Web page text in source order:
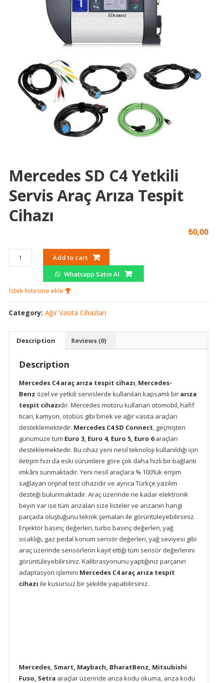
Mercedes SD C4 Yetkili
Servis Araç Arıza Tespit
Cihazı
₺0,00
Mercedes
SD
Yetkili
Araç
Tespit
Cihazı
Add to cart
Whatsapp Satın Al
İstek listesine ekle
Category: Ağır Vasıta Cihazları
Description Reviews (0)
Description
Mercedes C4 araç arıza tespit cihazı, Mercedes-
Benz özel ve yetkili servislerde kullanılan kapsamlı bir arıza
tespit cihazıdır. Mercedes motoru kullanan otomobil, hafif
ticari, kamyon, otobüs gibi binek ve ağır vasıta araçları
desteklemektedir. Mercedes C4 SD Connect, geçmişten
günümüze tüm Euro 3, Euro 4, Euro 5, Euro 6araçları
desteklemektedir. Bu cihaz yeni nesil teknoloji kullanıldığı için
iletişim hızı da eski sürümlere göre çok daha hızlı bir bağlantı
imkânı sunmaktadır. Yeni nesil araçlara % 100’lük erişim
sağlayan orijinal test cihazıdır ve ayrıca Türkçe yazılım
desteği bulunmaktadır. Araç üzerinde ne kadar elektronik
beyin var ise tüm arızaları size listeler ve arızanın hangi
parçada oluştuğunu teknik şemaları ile görüntüleyebilirsiniz.
Enjektör basınç değerleri, turbo basınç değerleri, yağ
sıcaklığı, gaz pedal konum sensör değerleri, yağ seviyesi gibi
araç üzerinde sensörlerin kayıt ettiği tüm sensör değerlerini
görüntüleyebilirsiniz. Kalibrasyonunu yaptığınız parçanın
adaptasyon işlemini Mercedes C4 araç arıza tespit
cihazı ile kusursuz bir şekilde yapabilirsiniz.
Mercedes, Smart, Maybach, BharatBenz, Mitsubishi
Fuso, Setra araçlar üzerinde arıza kodu okuma, arıza kodu